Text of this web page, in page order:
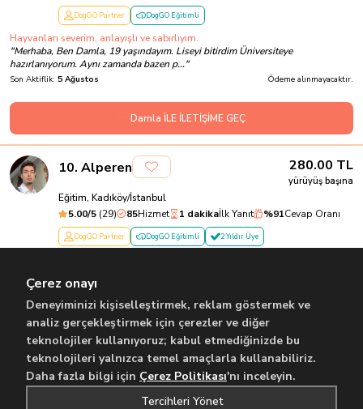
DogGO Partner DogGO Eğitimli
Hayvanları severim, anlayışlı ve sabırlıyım.
"Merhaba, Ben Damla, 19 yaşındayım. Liseyi bitirdim Üniversiteye
hazırlanıyorum. Aynı zamanda bazen p..."
Son Aktiflik: 5 Ağustos Ödeme alınmayacaktır.
Damla İLE İLETİŞİME GEÇ
10. Alperen 280.00 TL
yürüyüş başına
Eğitim, Kadıköy/İstanbul
5.00/5 (29) 85Hizmet 1 dakikaİlk Yanıt %91Cevap Oranı
DogGO Partner DogGO Eğitimli 2 Yıldır Üye
öğrencisiyim ve aynı zaman...
Son Aktiflik: Bugün Ödeme alınmayacaktır.
Alperen İLE İLETİŞİME GEÇ
2 ... 100
Çerez onayı
Deneyiminizi kişiselleştirmek, reklam göstermek ve
analiz gerçekleştirmek için çerezler ve diğer
teknolojiler kullanıyoruz; kabul etmediğinizde bu
teknolojileri yalnızca temel amaçlarla kullanabiliriz.
Daha fazla bilgi için Çerez Politikası'nı inceleyin.
Tercihleri Yönet